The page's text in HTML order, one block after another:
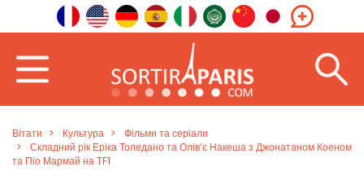
Вітати Культура
Фільми та серіали
Складний рік Еріка Толедано та Олів’є Накеша з Джонатаном Коеном
та Піо Мармай на TF1